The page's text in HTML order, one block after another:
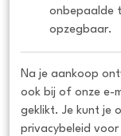
onbepaalde
opzegbaar.
Na je aankoop
ook bij of onze e-
geklikt. Je kunt je
privacybeleid